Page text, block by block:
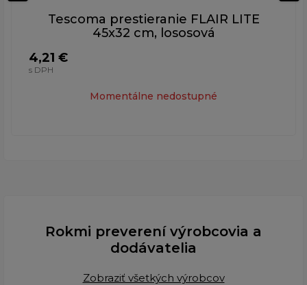
Tescoma prestieranie FLAIR LITE
45x32 cm, lososová
4,21 €
s DPH
Momentálne nedostupné
Rokmi preverení výrobcovia a
dodávatelia
Zobraziť všetkých výrobcov